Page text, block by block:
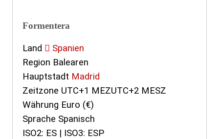
Formentera
Land
Spanien
Region Balearen
Hauptstadt Madrid
Zeitzone UTC+1 MEZUTC+2 MESZ
Währung Euro (€)
Sprache Spanisch
ISO2: ES | ISO3: ESP